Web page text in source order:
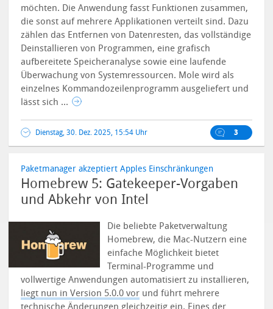
möchten. Die Anwendung fasst Funktionen zusammen,
die sonst auf mehrere Applikationen verteilt sind. Dazu
zählen das Entfernen von Datenresten, das vollständige
Deinstallieren von Programmen, eine grafisch
aufbereitete Speicheranalyse sowie eine laufende
Überwachung von Systemressourcen. Mole wird als
einzelnes Kommandozeilenprogramm ausgeliefert und
lässt sich ...
Dienstag, 30. Dez. 2025, 15:54 Uhr 3
Paketmanager akzeptiert Apples Einschränkungen
Homebrew 5: Gatekeeper-Vorgaben
und Abkehr von Intel
Die beliebte Paketverwaltung
Homebrew, die Mac-Nutzern eine
einfache Möglichkeit bietet
Terminal-Programme und
vollwertige Anwendungen automatisiert zu installieren,
liegt nun in Version 5.0.0 vor und führt mehrere
technische Änderungen gleichzeitig ein. Eines der